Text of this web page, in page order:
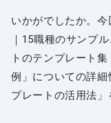
いかがでしたか。
｜15職種のサンプ
トのテンプレート
例」についての詳
プレートの活用法」